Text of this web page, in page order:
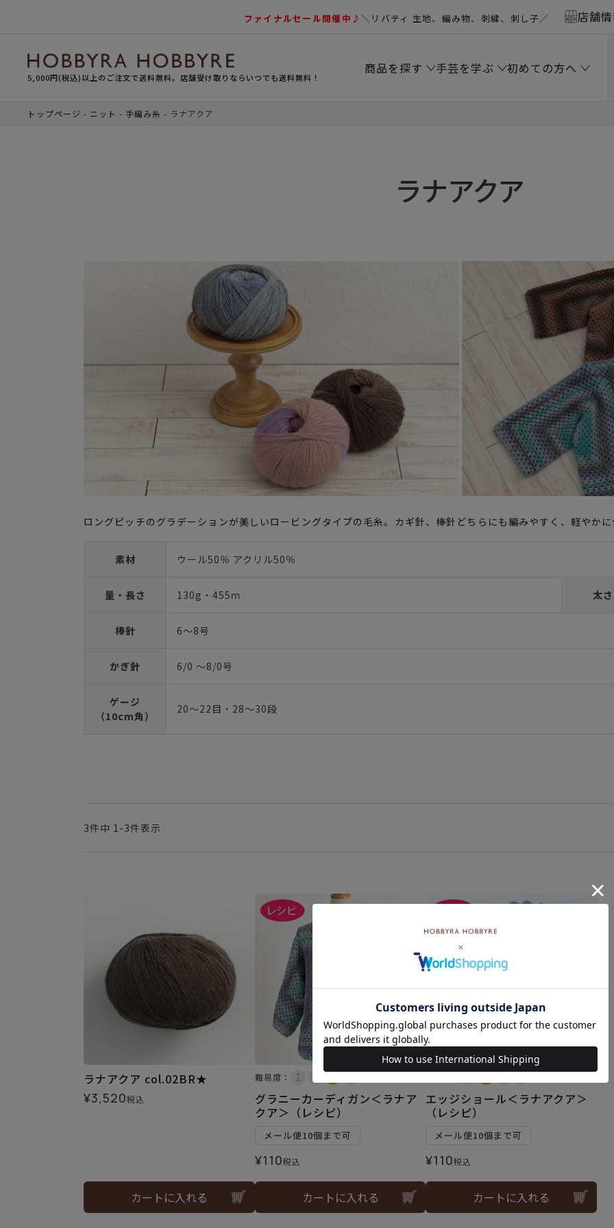
ファイナルセール開催中♪＼リバティ 生地、編み物、刺繍、刺し子／ 店舗
5,000円(税込)以上のご注文で送料無料。店舗受け取りならいつでも送料無料！
商品を探す 手芸を学ぶ 初めての方へ
トップページ ニット 手編み糸 ラナアクア
ラナアクア
ロングピッチのグラデーションが美しいロービングタイプの毛糸。カギ針、棒針どちらにも編みやすく、軽やかに
素材 ウール50％ アクリル50％
量・長さ 130g・455ｍ 太さ
棒針 6～8号
かぎ針 6/0 ～8/0号
ゲージ
（10cm角）
20～22目・28～30段
3件中 1 -3件表示
ラナアクア col.02BR★
¥3,520税込
カートに入れる
難易度：
グラニーカーディガン＜ラナア
クア＞（レシピ）
メール便10個まで可
¥110税込
カートに入れる
エッジショール＜ラナアクア＞
（レシピ）
メール便10個まで可
¥110税込
カートに入れる